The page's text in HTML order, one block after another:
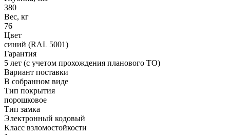
380
Вес, кг
76
Цвет
синий (RAL 5001)
Гарантия
5 лет (с учетом прохождения планового ТО)
Вариант поставки
В собранном виде
Тип покрытия
порошковое
Тип замка
Электронный кодовый
Класс взломостойкости